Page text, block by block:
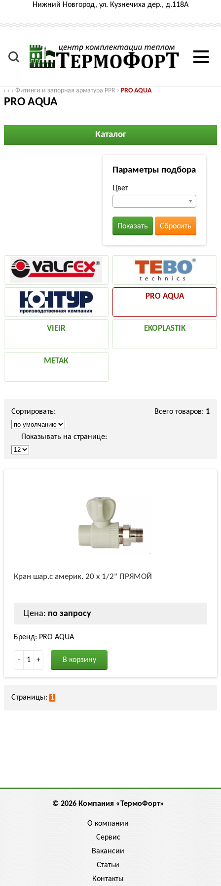
Нижний Новгород, ул. Кузнечиха дер., д.118А
› › › Фитинги и запорная арматура PPR › PRO AQUA
PRO AQUA
Каталог
Параметры подбора
Цвет
Показать Сбросить
PRO AQUA
VIEIR EKOPLASTIK
МЕТАК
Всего товаров: 1
Сортировать:
Показывать на странице:
Кран шар.с америк. 20 х 1/2" ПРЯМОЙ
Цена: по запросу
Бренд: PRO AQUA
- 1 + В корзину
Страницы: 1
© 2026 Компания «ТермоФорт»
О компании
Сервис
Вакансии
Статьи
Контакты